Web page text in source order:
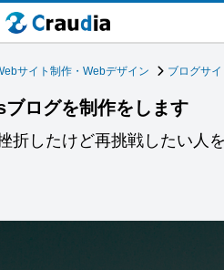
サイト制作・Webデザイン ブログサ
ログを制作をします
折したけど再挑戦したい人を